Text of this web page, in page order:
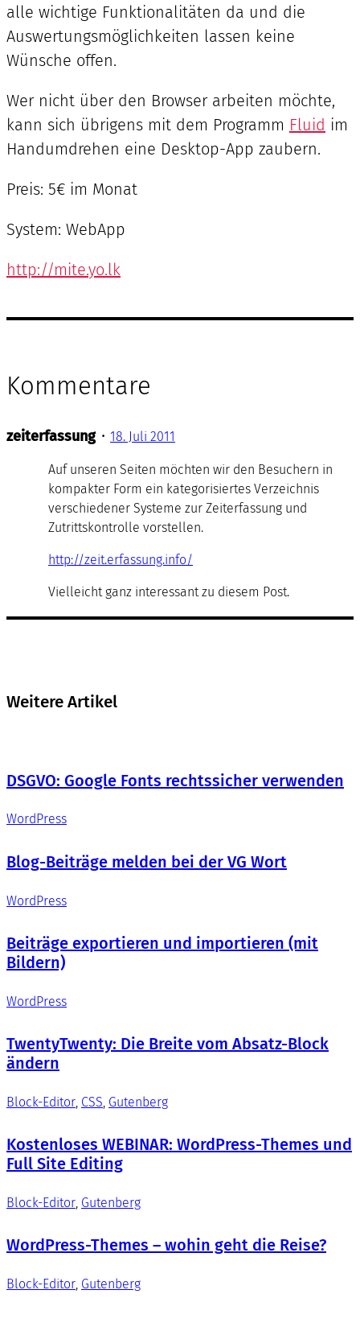
alle wichtige Funktionalitäten da und die
Auswertungsmöglichkeiten lassen keine
Wünsche offen.
Wer nicht über den Browser arbeiten möchte,
kann sich übrigens mit dem Programm Fluid im
Handumdrehen eine Desktop-App zaubern.
Preis: 5€ im Monat
System: WebApp
http://mite.yo.lk
Kommentare
zeiterfassung • 18. Juli 2011
Auf unseren Seiten möchten wir den Besuchern in
kompakter Form ein kategorisiertes Verzeichnis
verschiedener Systeme zur Zeiterfassung und
Zutrittskontrolle vorstellen.
http://zeit.erfassung.info/
Vielleicht ganz interessant zu diesem Post.
Weitere Artikel
DSGVO: Google Fonts rechtssicher verwenden
WordPress
Blog-Beiträge melden bei der VG Wort
WordPress
Beiträge exportieren und importieren (mit
Bildern)
WordPress
TwentyTwenty: Die Breite vom Absatz-Block
ändern
Block-Editor CSS Gutenberg
Kostenloses WEBINAR: WordPress-Themes und
Full Site Editing
Block-Editor Gutenberg
WordPress-Themes – wohin geht die Reise?
Block-Editor Gutenberg